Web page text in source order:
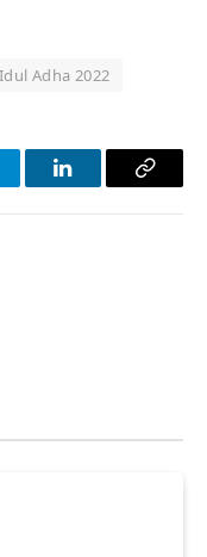
Adha 2022
LinkedInCopy